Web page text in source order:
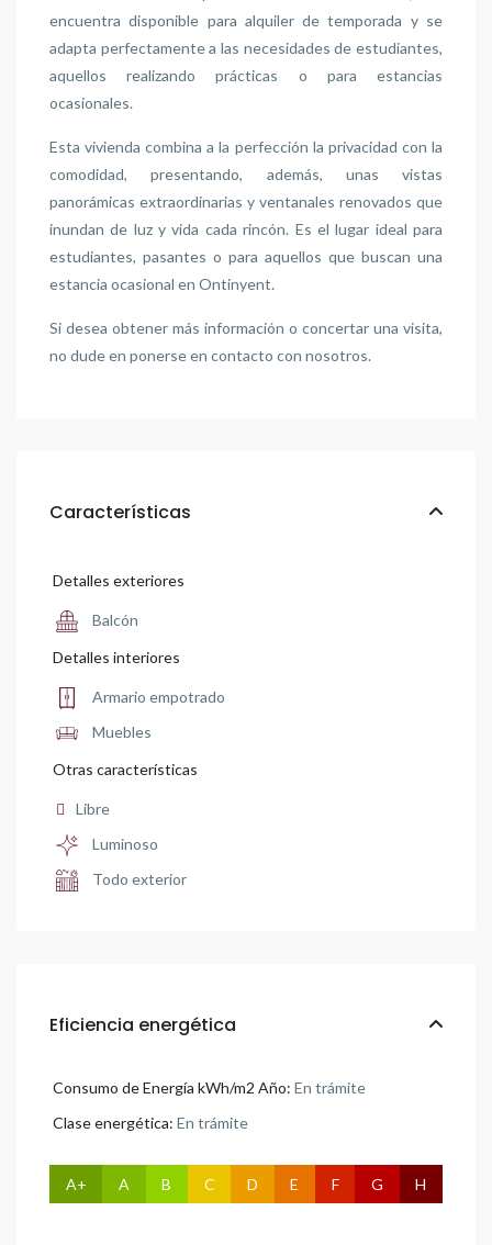
encuentra disponible para alquiler de temporada y se
adapta perfectamente a las necesidades de estudiantes,
aquellos realizando prácticas o para estancias
ocasionales.
Esta vivienda combina a la perfección la privacidad con la
comodidad, presentando, además, unas vistas
panorámicas extraordinarias y ventanales renovados que
inundan de luz y vida cada rincón. Es el lugar ideal para
estudiantes, pasantes o para aquellos que buscan una
estancia ocasional en Ontinyent.
Si desea obtener más información o concertar una visita,
no dude en ponerse en contacto con nosotros.
Características
Detalles exteriores
Balcón
Detalles interiores
Armario empotrado
Muebles
Otras características
Libre
Luminoso
Todo exterior
Eficiencia energética
Consumo de Energía kWh/m2 Año: En trámite
Clase energética: En trámite
A+ A B C D E F G H